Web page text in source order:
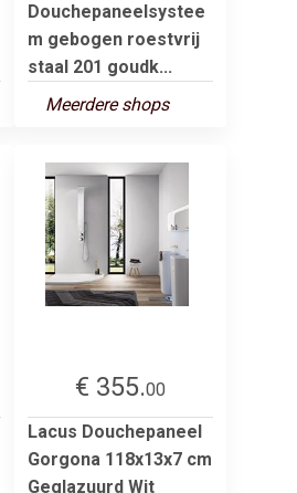
Douchepaneelsystee
m gebogen roestvrij
staal 201 goudk...
Meerdere shops
€ 355.00
Lacus Douchepaneel
Gorgona 118x13x7 cm
Geglazuurd Wit